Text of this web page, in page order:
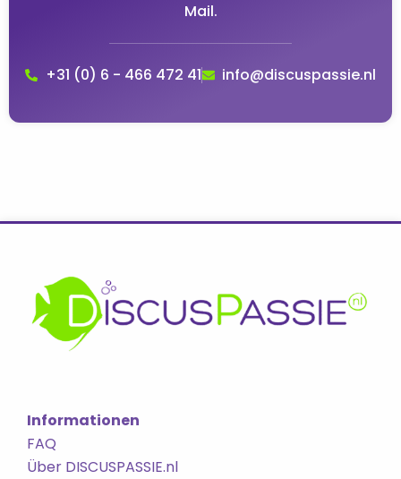
Mail.
+31 (0) 6 - 466 472 41 info@discuspassie.nl
Informationen
FAQ
Über DISCUSPASSIE.nl